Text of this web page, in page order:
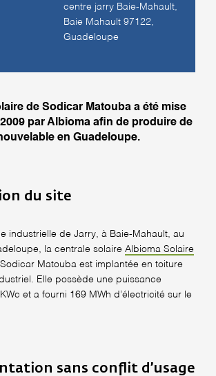
centre jarry Baie-Mahault,
Baie Mahault 97122,
Guadeloupe
de Sodicar Matouba a été mise
par Albioma afin de produire de
en Guadeloupe.
du site
industrielle de Jarry, à Baie-Mahault, au
la centrale solaire Albioma Solaire
Matouba est implantée en toiture
Elle possède une puissance
et a fourni 169 MWh d’électricité sur le
sans conflit d’usage